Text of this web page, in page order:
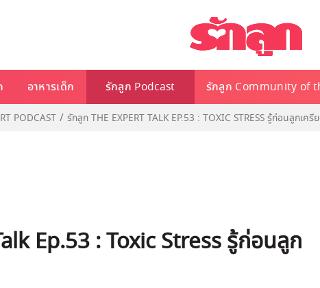
อาหารเด็ก รักลูก Podcast รักลูก Community of
PODCAST รักลูก THE EXPERT TALK EP.53 : TOXIC STRESS รู้ก่อนลูกเค
Ep.53 : Toxic Stress รู้ก่อนลูก